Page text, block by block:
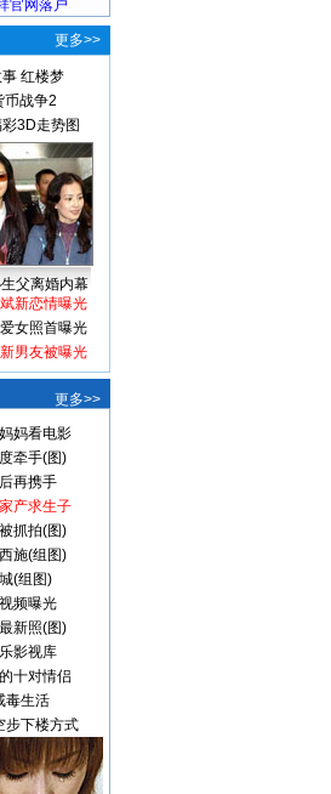
更多>>
红楼梦
币战争2
3D走势图
父离婚内幕
新恋情曝光
女照首曝光
男友被曝光
更多>>
妈看电影
牵手(图)
再携手
产求生子
抓拍(图)
施(组图)
(组图)
频曝光
新照(图)
影视库
十对情侣
毒生活
步下楼方式